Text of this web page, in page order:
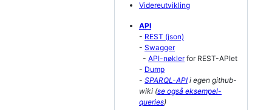
Videreutvikling
API
- REST (json)
- Swagger
- API-nøklerfor REST-APIet
- Dump
- SPARQL-API i egen github-
wiki (se også eksempel-
queries)